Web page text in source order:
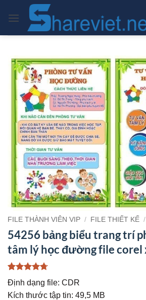
qua
FILE THÀNH VIÊN VIP / FILE THIẾT KẾ /
54256 bảng biểu trang trí
tâm lý học đường file corel
4.71 trên 5
dựa trên
7
đánh giá
Định dạng file: CDR
Kích thước tập tin: 49,5 MB